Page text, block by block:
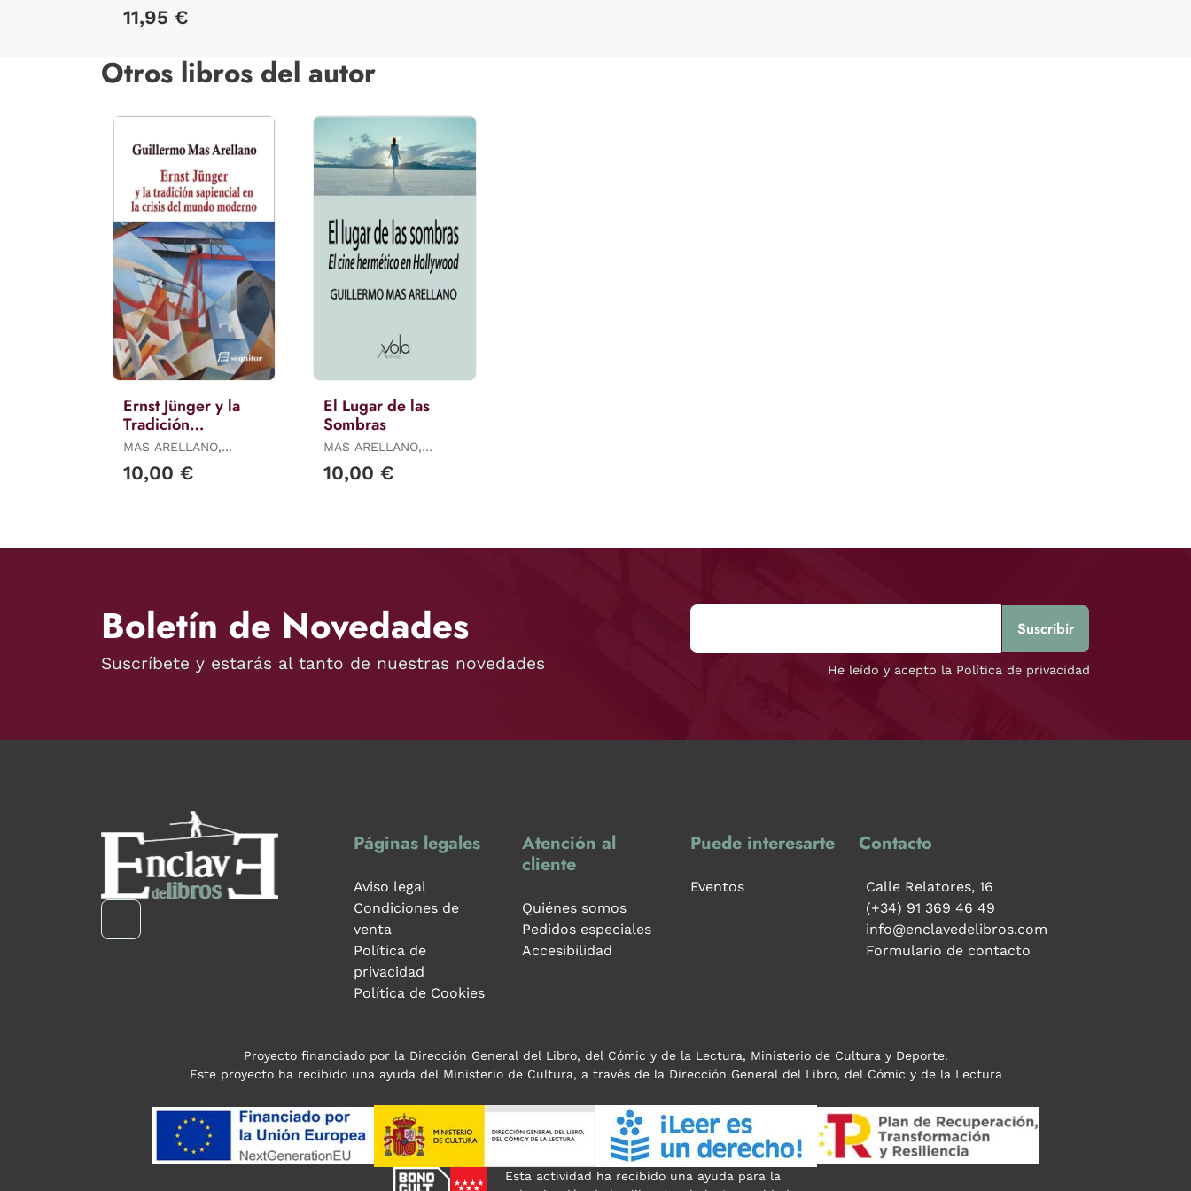
11,95 €
Otros libros del autor
Ernst Jünger y la
Tradición
Sapiencial
MAS ARELLANO,
10,00 €
El Lugar de las
Sombras
MAS ARELLANO,
10,00 €
Boletín de Novedades
Suscríbete y estarás al tanto de nuestras novedades He leído y acepto la Política de privacidad
Páginas legales
Aviso legal
Condiciones de
venta
Política de
privacidad
Política de Cookies
Atención al
cliente
Quiénes somos
Pedidos especiales
Accesibilidad
Puede interesarte
Eventos
Contacto
Calle Relatores, 16
(+34) 91 369 46 49
info@enclavedelibros.com
Formulario de contacto
Proyecto financiado por la Dirección General del Libro, del Cómic y de la Lectura, Ministerio de Cultura y Deporte.
Este proyecto ha recibido una ayuda del Ministerio de Cultura, a través de la Dirección General del Libro, del Cómic y de la Lectura
Esta actividad ha recibido una ayuda para la